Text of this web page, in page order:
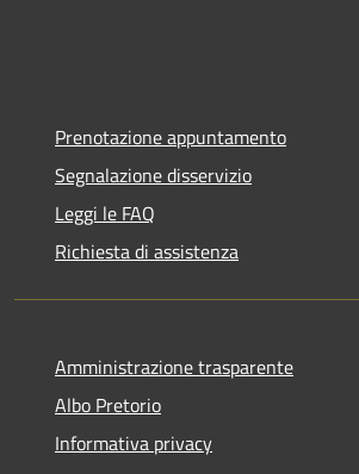
Prenotazione appuntamento
Segnalazione disservizio
Leggi le FAQ
Richiesta di assistenza
Amministrazione trasparente
Albo Pretorio
Informativa privacy